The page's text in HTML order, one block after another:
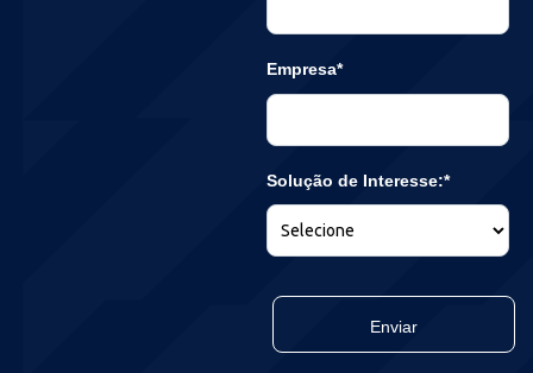
Empresa*
Solução de Interesse:*
Enviar